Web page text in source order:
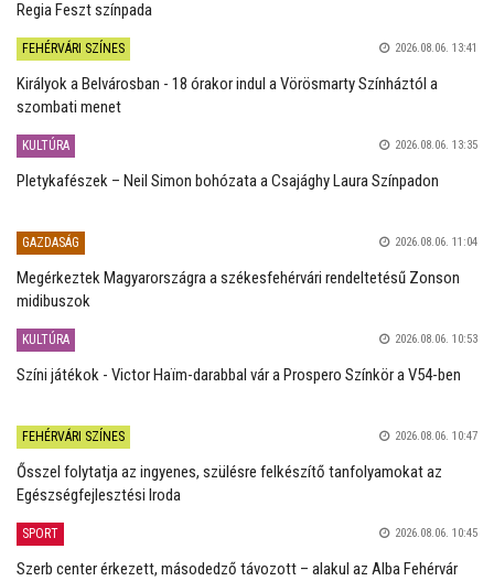
Regia Feszt színpada
FEHÉRVÁRI SZÍNES 2026.08.06. 13:41
Királyok a Belvárosban - 18 órakor indul a Vörösmarty Színháztól a
szombati menet
KULTÚRA 2026.08.06. 13:35
Pletykafészek – Neil Simon bohózata a Csajághy Laura Színpadon
GAZDASÁG 2026.08.06. 11:04
Megérkeztek Magyarországra a székesfehérvári rendeltetésű Zonson
midibuszok
KULTÚRA 2026.08.06. 10:53
Színi játékok - Victor Haïm-darabbal vár a Prospero Színkör a V54-ben
FEHÉRVÁRI SZÍNES 2026.08.06. 10:47
Ősszel folytatja az ingyenes, szülésre felkészítő tanfolyamokat az
Egészségfejlesztési Iroda
SPORT 2026.08.06. 10:45
Szerb center érkezett, másodedző távozott – alakul az Alba Fehérvár